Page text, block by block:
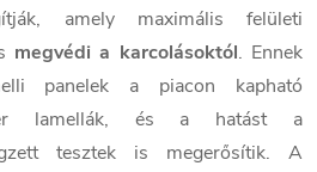
amely maximális felületi
megvédi a karcolásoktól. Ennek
panelek a piacon kapható
lamellák, és a hatást a
tesztek is megerősítik. A